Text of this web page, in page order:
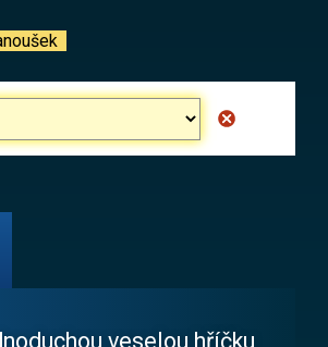
veselou hříčku